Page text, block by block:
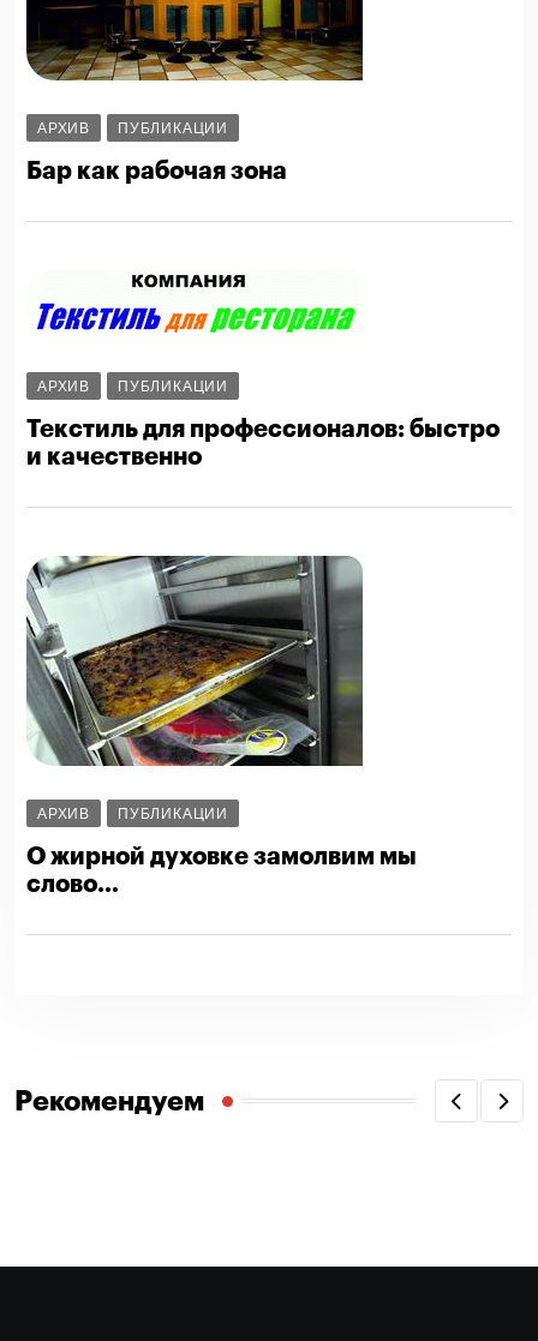
АРХИВ ПУБЛИКАЦИИ
Бар как рабочая зона
АРХИВ ПУБЛИКАЦИИ
Текстиль для профессионалов: быстро
и качественно
АРХИВ ПУБЛИКАЦИИ
О жирной духовке замолвим мы
слово…
Рекомендуем